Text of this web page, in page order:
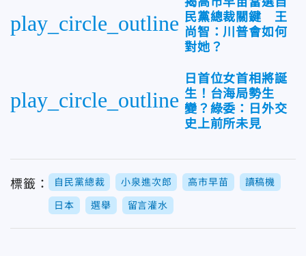
play_circle_outline
民黨總裁關鍵 王
尚智：川普會如何
對她？
play_circle_outline
日首位女首相將誕
生！台海局勢生
變？綠委：日外交
史上前所未見
標籤： 自民黨總裁 小泉進次郎 高市早苗 讀稿機
日本 選舉 留言灌水